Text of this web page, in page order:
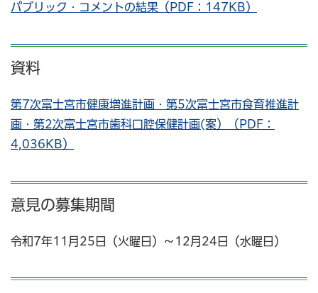
パブリック・コメントの結果（PDF：147KB）
資料
第7次富士宮市健康増進計画・第5次富士宮市食育推進計
画・第2次富士宮市歯科口腔保健計画(案）（PDF：
4,036KB）
意見の募集期間
令和7年11月25日（火曜日）～12月24日（水曜日）